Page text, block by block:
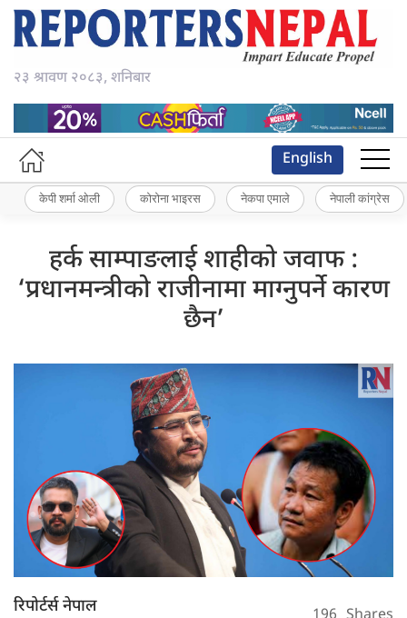
२३ श्रावण २०८३, शनिबार
English
केपी शर्मा ओली कोरोना भाइरस नेकपा एमाले नेपाली कांग्रेस
हर्क साम्पाङलाई शाहीको जवाफ :
‘प्रधानमन्त्रीको राजीनामा माग्नुपर्ने कारण
छैन’
रिपोर्टर्स नेपाल